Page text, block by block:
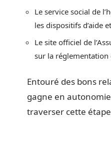
Le service social de
les dispositifs d’aide
Le site officiel de
sur la réglementation
Entouré des bons
gagne en
traverser cette